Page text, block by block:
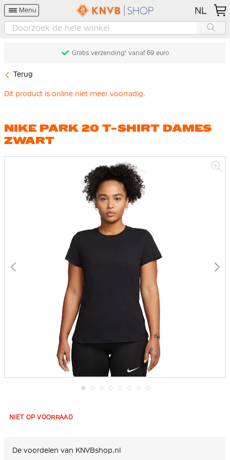
Menu NL
Gratis verzending* vanaf 69 euro
Terug
Dit product is online niet meer voorradig.
NIKE PARK 20 T-SHIRT DAMES
ZWART
het
afbeeldingen-
gallerij
NIET OP VOORRAAD
De voordelen van KNVBshop.nl